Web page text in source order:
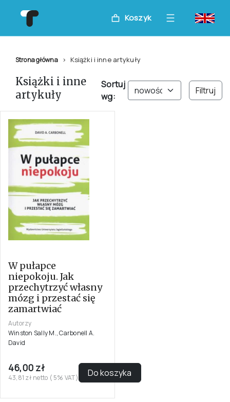
Koszyk
Strona główna Książki i inne artykuły
Książki i inne
artykuły
Sortuj
wg:
Filtruj
W pułapce
niepokoju. Jak
przechytrzyć własny
mózg i przestać się
zamartwiać
Autorzy
Winston Sally M., Carbonell A.
David
46,00 zł
43,81 zł netto ( 5% VAT) Do koszyka